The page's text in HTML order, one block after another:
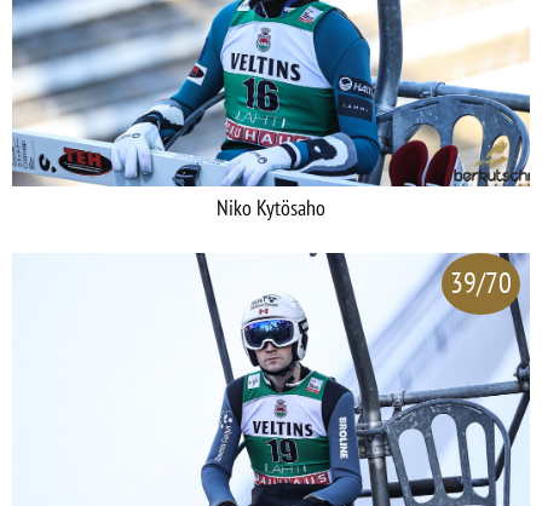
Niko Kytösaho
39/70